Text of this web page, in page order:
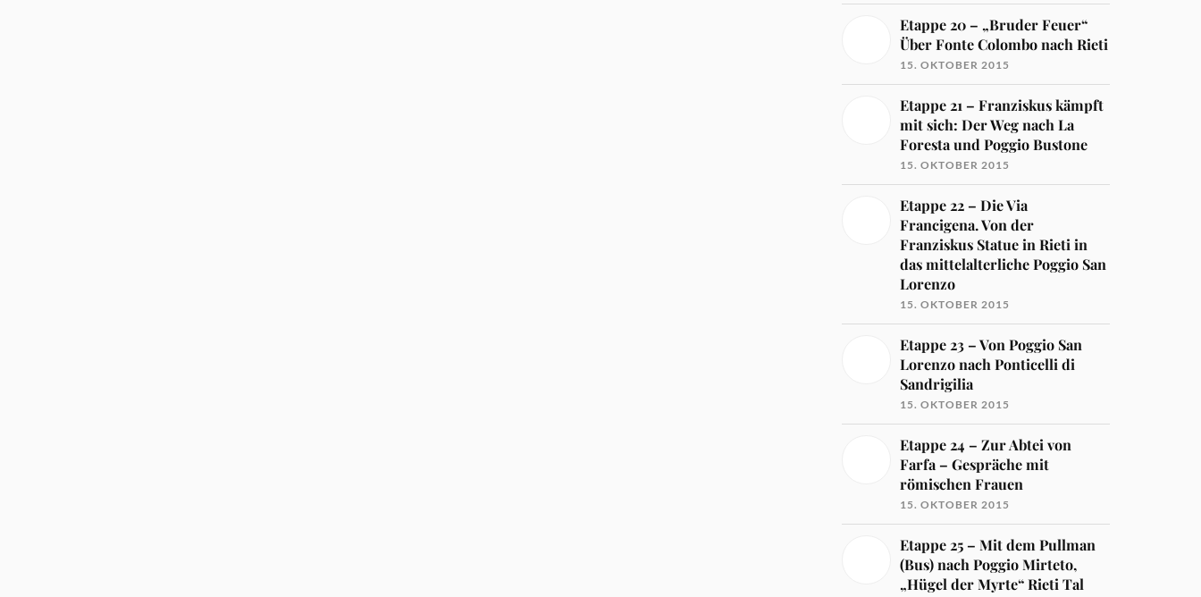
Etappe 20 – „Bruder Feuer“
Über Fonte Colombo nach Rieti
15. OKTOBER 2015
Etappe 21 – Franziskus kämpft
mit sich: Der Weg nach La
Foresta und Poggio Bustone
15. OKTOBER 2015
Etappe 22 – Die Via
Francigena. Von der
Franziskus Statue in Rieti in
das mittelalterliche Poggio San
Lorenzo
15. OKTOBER 2015
Etappe 23 – Von Poggio San
Lorenzo nach Ponticelli di
Sandrigilia
15. OKTOBER 2015
Etappe 24 – Zur Abtei von
Farfa – Gespräche mit
römischen Frauen
15. OKTOBER 2015
Etappe 25 – Mit dem Pullman
(Bus) nach Poggio Mirteto,
„Hügel der Myrte“ Rieti Tal